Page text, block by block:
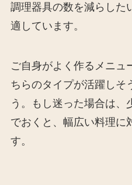
調理器具の数を減らした
適しています。
ご自身がよく作るメニュ
ちらのタイプが活躍しそ
う。もし迷った場合は、
でおくと、幅広い料理に
す。